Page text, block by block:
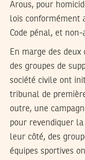
Arous, pour
lois conformément
Code pénal, et
En marge des
des groupes de
société civile ont
tribunal de
outre, une
pour revendiquer
leur côté, des
équipes sportives